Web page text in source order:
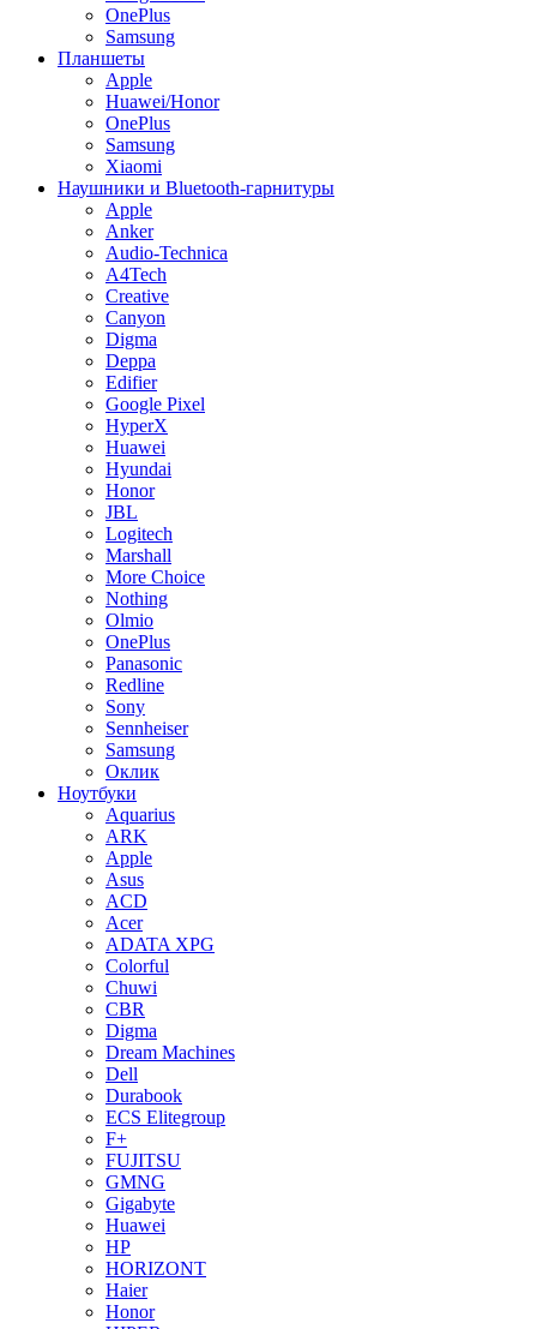
OnePlus
Samsung
Планшеты
Apple
Huawei/Honor
OnePlus
Samsung
Xiaomi
Наушники и Bluetooth-гарнитуры
Apple
Anker
Audio-Technica
A4Tech
Creative
Canyon
Digma
Deppa
Edifier
Google Pixel
HyperX
Huawei
Hyundai
Honor
JBL
Logitech
Marshall
More Choice
Nothing
Olmio
OnePlus
Panasonic
Redline
Sony
Sennheiser
Samsung
Оклик
Ноутбуки
Aquarius
ARK
Apple
Asus
ACD
Acer
ADATA XPG
Colorful
Chuwi
CBR
Digma
Dream Machines
Dell
Durabook
ECS Elitegroup
F+
FUJITSU
GMNG
Gigabyte
Huawei
HP
HORIZONT
Haier
Honor